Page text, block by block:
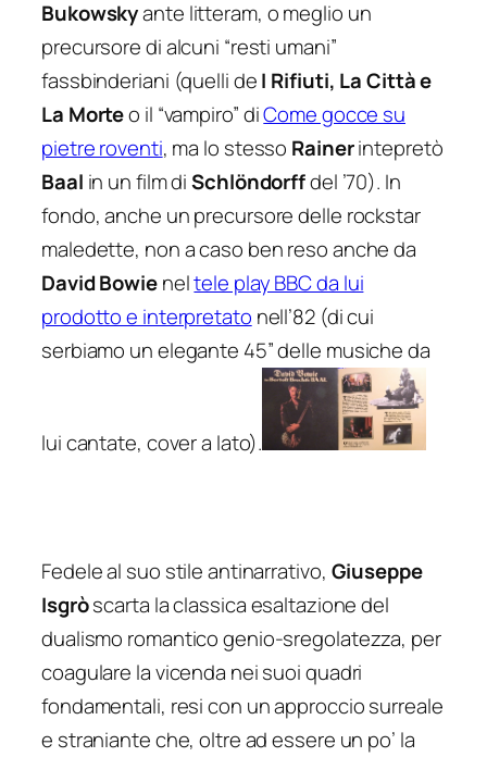
Bukowskyante litteram, o meglio un
precursore di alcuni “resti umani”
fassbinderiani (quelli deI Rifiuti, La Città e
La Morteo il “vampiro” diCome gocce su
pietre roventi, ma lo stesso Rainerintepretò
Baal in un film diSchlöndorffdel ’70). In
fondo, anche un precursore delle rockstar
maledette, non a caso ben reso anche da
David Bowieneltele play BBC da lui
prodotto e interpretato nell’82 (di cui
serbiamo un elegante 45” delle musiche da
lui cantate, cover a lato).
Fedele al suo stile antinarrativo, Giuseppe
Isgròscarta la classica esaltazione del
dualismo romantico genio-sregolatezza, per
coagulare la vicenda nei suoi quadri
fondamentali, resi con un approccio surreale
e straniante che, oltre ad essere un po’ la